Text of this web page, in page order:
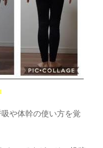
や体幹の使い方を覚